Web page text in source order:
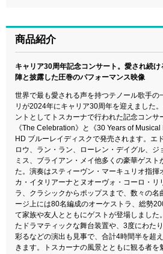
商品紹介
キャリア30周年記念コンサート。愛され続
陣と披露した圧巻のパフォーマンス映像
世界で最も愛される声を持つテノール歌手の
リが2024年にキャリア30周年を迎えました
ントとしてトスカーナで行われた記念コンサ
《The Celebration》と《30 Years of
HD ブルーレイディスクで発売されます。エ
ロウ、ラン・ラン、ローレン・デイグル、ジ
ミス、ブライアン・メイ他多くの豪華ゲスト
た。演奏はスティーヴン・マーキュリオ指揮
カ・イタリアーナとヌオーヴォ・コーロ・
ラ、クラシックからポップスまで、数々の名
ージ上には80名編成のオーケストラ、総勢
て家族や友人とともにゲストが登場しました
たドラマティックな舞台装置や、3度にわた
彩るなどの演出も見事で、合計4時間半を超
きます。トスカーナの風景とともに観る者を